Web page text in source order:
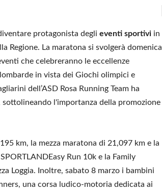
protagonista degli eventi sportivi in
Regione. La maratona si svolgerà domenica
che celebreranno le eccellenze
in vista dei Giochi olimpici e
dell’ASD Rosa Running Team ha
l'importanza della promozione
km, la mezza maratona di 21,097 km e la
Run 10k e la Family
Loggia. Inoltre, sabato 8 marzo i bambini
una corsa ludico-motoria dedicata ai